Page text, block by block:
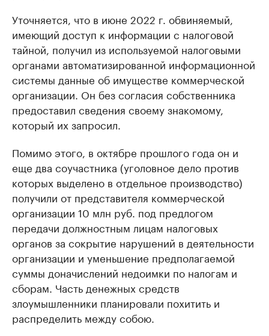
Уточняется, что в июне 2022 г. обвиняемый,
имеющий доступ к информации с налоговой
тайной, получил из используемой налоговыми
органами автоматизированной информационной
системы данные об имуществе коммерческой
организации. Он без согласия собственника
предоставил сведения своему знакомому,
который их запросил.
Помимо этого, в октябре прошлого года он и
еще два соучастника (уголовное дело против
которых выделено в отдельное производство)
получили от представителя коммерческой
организации 10 млн руб. под предлогом
передачи должностным лицам налоговых
органов за сокрытие нарушений в деятельности
организации и уменьшение предполагаемой
суммы доначислений недоимки по налогам и
сборам. Часть денежных средств
злоумышленники планировали похитить и
распределить между собою.